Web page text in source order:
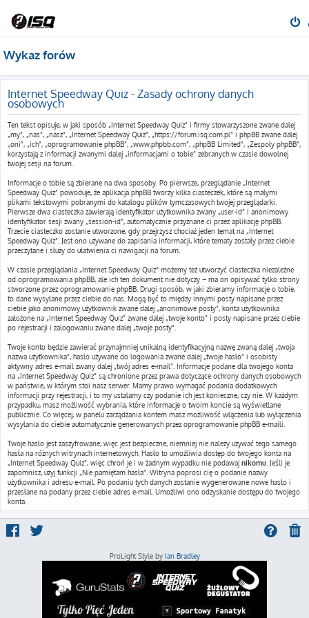
Wykaz forów
Internet Speedway Quiz - Zasady ochrony danych
osobowych
Ten tekst opisuje, w jaki sposób „Internet Speedway Quiz” i firmy stowarzyszone zwane dalej
„my”, „nas”, „nasz”, „Internet Speedway Quiz”, „https://forum.isq.com.pl” i phpBB zwane dalej
„oni”, „ich”, „oprogramowanie phpBB”, „www.phpbb.com”, „phpBB Limited”, „Zespoły phpBB”,
korzystają z informacji zwanymi dalej „informacjami o tobie” zebranych w czasie dowolnej
twojej sesji na forum.
Informacje o tobie są zbierane na dwa sposoby. Po pierwsze, przeglądanie „Internet
Speedway Quiz” powoduje, że aplikacja phpBB tworzy kilka ciasteczek, które są małymi
plikami tekstowymi pobranymi do katalogu plików tymczasowych twojej przeglądarki.
Pierwsze dwa ciasteczka zawierają identyfikator użytkownika zwany „user-id” i anonimowy
identyfikator sesji zwany „session-id”, automatycznie przyznane ci przez aplikację phpBB.
Trzecie ciasteczko zostanie utworzone, gdy przejrzysz chociaż jeden temat na „Internet
Speedway Quiz”. Jest ono używane do zapisania informacji, które tematy zostały przez ciebie
przeczytane i służy do ułatwienia ci nawigacji na forum.
W czasie przeglądania „Internet Speedway Quiz” możemy też utworzyć ciasteczka niezależne
od oprogramowania phpBB, ale ich ten dokument nie dotyczy – ma on opisywać tylko strony
stworzone przez oprogramowanie phpBB. Drugi sposób, w jaki zbieramy informacje o tobie,
to dane wysyłane przez ciebie do nas. Mogą być to między innymi posty napisane przez
ciebie jako anonimowy użytkownik zwane dalej „anonimowe posty”, konta użytkownika
założone na „Internet Speedway Quiz” zwane dalej „twoje konto” i posty napisane przez ciebie
po rejestracji i zalogowaniu zwane dalej „twoje posty”.
Twoje konto będzie zawierać przynajmniej unikalną identyfikacyjną nazwę zwaną dalej „twoja
nazwa użytkownika”, hasło używane do logowania zwane dalej „twoje hasło” i osobisty
aktywny adres e-mail zwany dalej „twój adres e-mail”. Informacje podane dla twojego konta
na „Internet Speedway Quiz” są chronione przez prawa dotyczące ochrony danych osobowych
w państwie, w którym stoi nasz serwer. Mamy prawo wymagać podania dodatkowych
informacji przy rejestracji, i to my ustalamy czy podanie ich jest konieczne, czy nie. W każdym
przypadku, masz możliwość wybrania, które informacje o twoim koncie są wyświetlane
publicznie. Co więcej, w panelu zarządzania kontem masz możliwość włączenia lub wyłączenia
wysyłania do ciebie automatycznie generowanych przez oprogramowanie phpBB e-maili.
Twoje hasło jest zaszyfrowane, więc jest bezpieczne, niemniej nie należy używać tego samego
hasła na różnych witrynach internetowych. Hasło to umożliwia dostęp do twojego konta na
„Internet Speedway Quiz”, więc chroń je i w żadnym wypadku nie podawaj nikomu . Jeśli je
zapomnisz, użyj funkcji „Nie pamiętam hasła”. Witryna poprosi cię o podanie nazwy
użytkownika i adresu e-mail. Po podaniu tych danych zostanie wygenerowane nowe hasło i
przesłane na podany przez ciebie adres e-mail. Umożliwi ono odzyskanie dostępu do twojego
konta.
ProLight Style by Ian Bradley